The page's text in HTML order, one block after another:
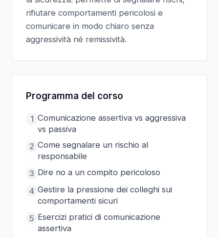
rifiutare comportamenti pericolosi e
comunicare in modo chiaro senza
aggressività né remissività.
Programma del corso
1 Comunicazione assertiva vs aggressiva
vs passiva
2 Come segnalare un rischio al
responsabile
3 Dire no a un compito pericoloso
4 Gestire la pressione dei colleghi sui
comportamenti sicuri
5 Esercizi pratici di comunicazione
assertiva